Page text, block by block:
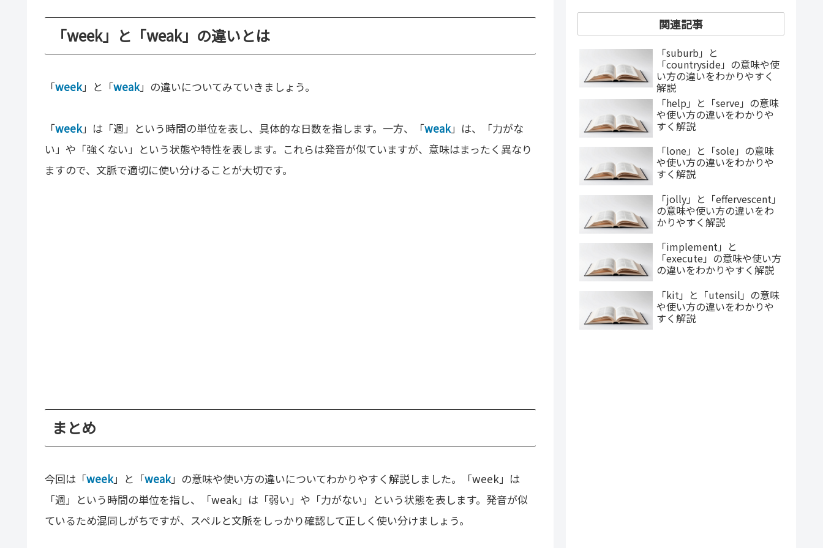
「week」と「weak」の違いとは
「week」と「weak」の違いについてみていきましょう。
「week」は「週」という時間の単位を表し、具体的な日数を指します。一方、「weak」は、「力がな
い」や「強くない」という状態や特性を表します。これらは発音が似ていますが、意味はまったく異なり
ますので、文脈で適切に使い分けることが大切です。
まとめ
今回は「week」と「weak」の意味や使い方の違いについてわかりやすく解説しました。「week」は
「週」という時間の単位を指し、「weak」は「弱い」や「力がない」という状態を表します。発音が似
ているため混同しがちですが、スペルと文脈をしっかり確認して正しく使い分けましょう。
関連記事
「suburb」と
「countryside」の意味や使
い方の違いをわかりやすく
解説
「help」と「serve」の意味
や使い方の違いをわかりや
すく解説
「lone」と「sole」の意味
や使い方の違いをわかりや
すく解説
「jolly」と「effervescent」
の意味や使い方の違いをわ
かりやすく解説
「implement」と
「execute」の意味や使い方
の違いをわかりやすく解説
「kit」と「utensil」の意味
や使い方の違いをわかりや
すく解説